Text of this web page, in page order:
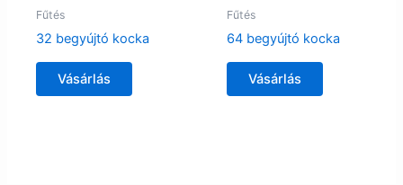
Fűtés
32 begyújtó kocka
Vásárlás
Fűtés
64 begyújtó kocka
Vásárlás